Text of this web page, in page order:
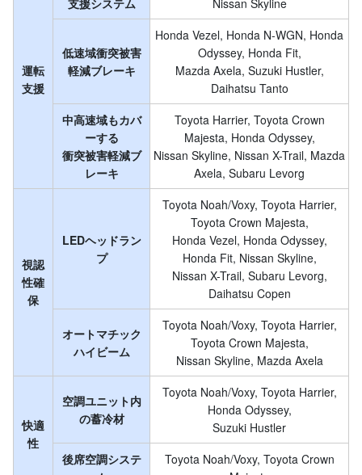
運転
支援
支援システム
Nissan Skyline
低速域衝突被害
軽減ブレーキ
Honda Vezel, Honda N-WGN, Honda
Odyssey, Honda Fit,
Mazda Axela, Suzuki Hustler,
Daihatsu Tanto
中高速域もカバ
ーする
衝突被害軽減ブ
レーキ
Toyota Harrier, Toyota Crown
Majesta, Honda Odyssey,
Nissan Skyline, Nissan X-Trail, Mazda
Axela, Subaru Levorg
視認
性確
保
LEDヘッドラン
プ
Toyota Noah/Voxy, Toyota Harrier,
Toyota Crown Majesta,
Honda Vezel, Honda Odyssey,
Honda Fit, Nissan Skyline,
Nissan X-Trail, Subaru Levorg,
Daihatsu Copen
オートマチック
ハイビーム
Toyota Noah/Voxy, Toyota Harrier,
Toyota Crown Majesta,
Nissan Skyline, Mazda Axela
快適
性
空調ユニット内
の蓄冷材
Toyota Noah/Voxy, Toyota Harrier,
Honda Odyssey,
Suzuki Hustler
後席空調システ
Toyota Noah/Voxy, Toyota Crown